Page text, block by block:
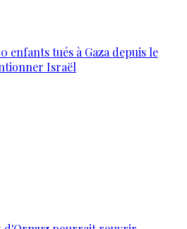
enfants tués à Gaza depuis le
Israël